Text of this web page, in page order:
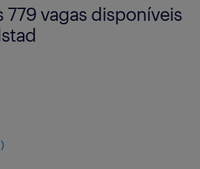
779 vagas disponíveis
)